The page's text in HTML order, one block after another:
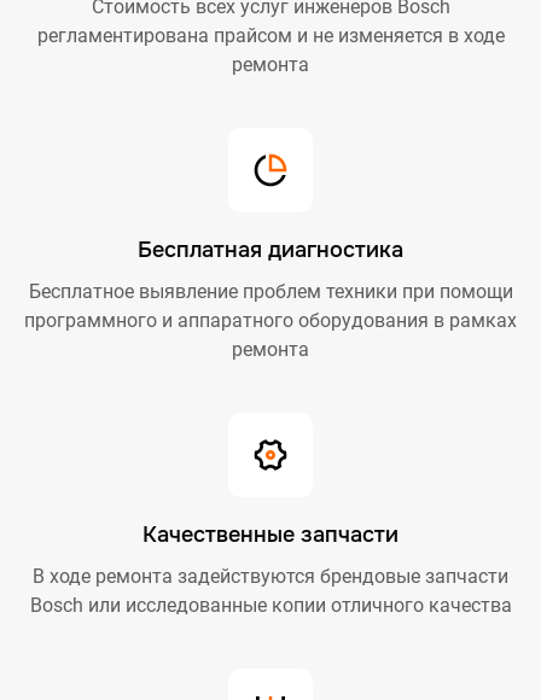
Стоимость всех услуг инженеров Bosch
регламентирована прайсом и не изменяется в ходе
ремонта
Бесплатная диагностика
Бесплатное выявление проблем техники при помощи
программного и аппаратного оборудования в рамках
ремонта
Качественные запчасти
В ходе ремонта задействуются брендовые запчасти
Bosch или исследованные копии отличного качества